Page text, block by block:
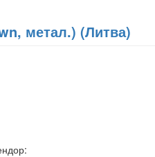
метал.) (Литва)